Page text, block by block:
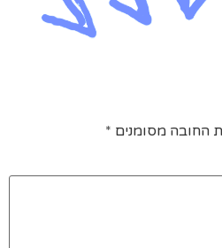
החובה מסומנים *